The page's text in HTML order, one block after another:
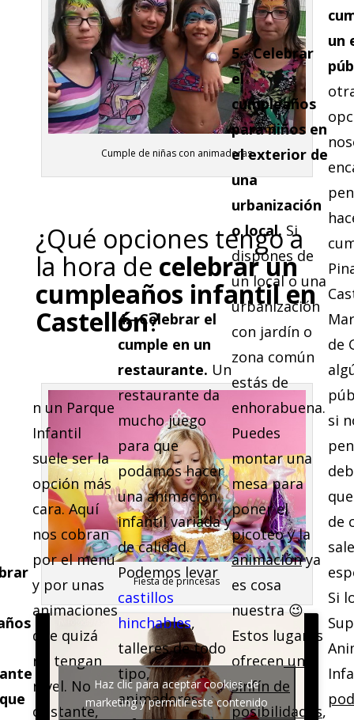
Cumple de niñas con animadoras
¿Qué opciones tengo a
la hora de celebrar un
cumpleaños infantil en
Castellón?
Fiesta de princesas
n un Parque
Infantil
suele ser la
opción más
cara. Aquí
nos cobran
por el menú
y por unas
animaciones
que quizá
no tengan
nivel. No
obstante,
4.- Celebrar el
cumple en un
restaurante. Un
restaurante da
mucho juego
para que
podamos hacer
una animación
infantil variada y
de calidad.
Podemos levar
castillos
hinchables,
talleres de todo
tipo,
animadores
5.- Celebrar
el
cumpleaños
para niños en
el exterior de
una
urbanización
o local. Si
dispones de
un local o una
urbanización
con jardín o
zona común
estás de
enhorabuena.
Puedes
montar una
mesa para
poner el
picoteo y la
animaciónya
es cosa
nuestra 😉
Estos lugares
ofrecen un
sinfín de
posibilidades,
un
de
si
de
Si
Haz clic para aceptar cookies de
marketing y permitir este contenido